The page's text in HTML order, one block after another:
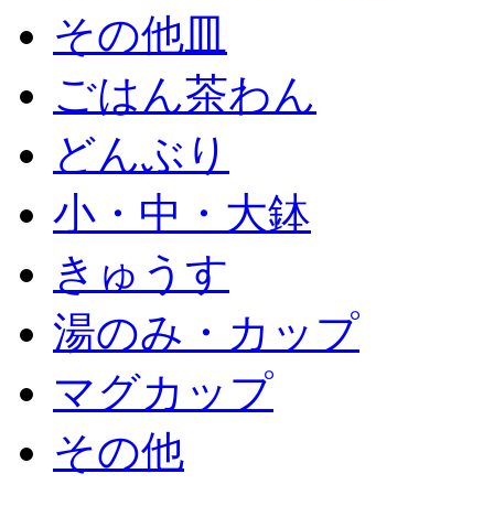
その他皿
ごはん茶わん
どんぶり
小・中・大鉢
きゅうす
湯のみ・カップ
マグカップ
その他